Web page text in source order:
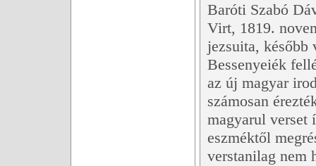
Baróti Szabó
Virt, 1819.
jezsuita, később
Bessenyeiék
az új magyar
számosan
magyarul verset
eszméktől
verstanilag nem